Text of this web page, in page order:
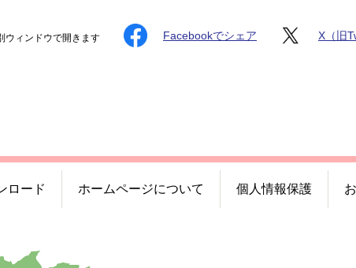
ウィンドウで開きます Facebookでシェア X（旧
ロード ホームページについて 個人情報保護